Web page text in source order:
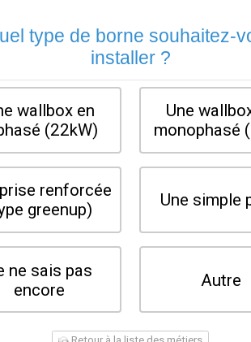
Quel type
Une wallbox
Une prise
(type greenup)